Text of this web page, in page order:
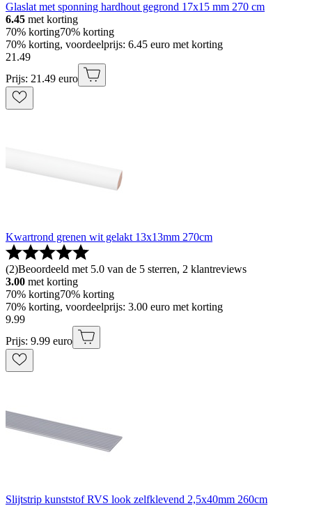
Glaslat met sponning hardhout gegrond 17x15 mm 270 cm
6.45 met korting
70% korting70% korting
70% korting, voordeelprijs: 6.45 euro met korting
21 .49
Prijs: 21.49 euro
Kwartrond grenen wit gelakt 13x13mm 270cm
(2)Beoordeeld met 5.0 van de 5 sterren, 2 klantreviews
3.00 met korting
70% korting70% korting
70% korting, voordeelprijs: 3.00 euro met korting
9.99
Prijs: 9.99 euro
Slijtstrip kunststof RVS look zelfklevend 2,5x40mm 260cm